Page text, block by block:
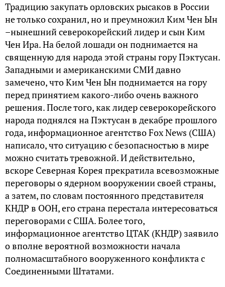
Традицию закупать орловских рысаков в России
не только сохранил, но и преумножил Ким Чен Ын
–нынешний северокорейский лидер и сын Ким
Чен Ира. На белой лошади он поднимается на
священную для народа этой страны гору Пэктусан.
Западными и американскими СМИ давно
замечено, что Ким Чен Ын поднимается на гору
перед принятием какого-либо очень важного
решения. После того, как лидер северокорейского
народа поднялся на Пэктусан в декабре прошлого
года, информационное агентство Fox News (США)
написало, что ситуацию с безопасностью в мире
можно считать тревожной. И действительно,
вскоре Северная Корея прекратила всевозможные
переговоры о ядерном вооружении своей страны,
а затем, по словам постоянного представителя
КНДР в ООН, его страна перестала интересоваться
переговорами с США. Более того,
информационное агентство ЦТАК (КНДР) заявило
о вполне вероятной возможности начала
полномасштабного вооруженного конфликта с
Соединенными Штатами.